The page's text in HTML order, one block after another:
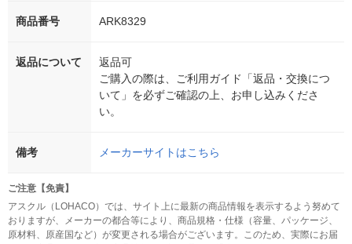
商品番号 ARK8329
返品について
返品可
ご購入の際は、ご利用ガイド「返品・交換につ
いて」を必ずご確認の上、お申し込みくださ
い。
備考 メーカーサイトはこちら
ご注意【免責】
アスクル（LOHACO）では、サイト上に最新の商品情報を表示するよう努めて
おりますが、メーカーの都合等により、商品規格・仕様（容量、パッケージ、
原材料、原産国など）が変更される場合がございます。このため、実際にお届